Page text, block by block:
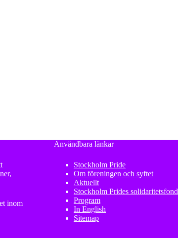
inom
Användbara länkar
Stockholm Pride
Om föreningen och syftet
Aktuellt
Stockholm Prides solidaritetsfond
Program
In English
Sitemap